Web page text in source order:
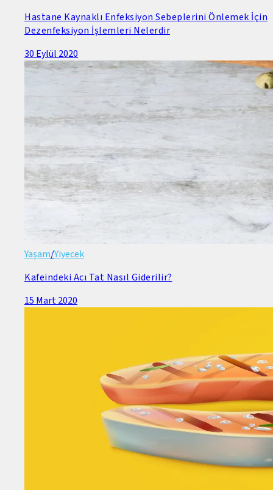
Hastane Kaynaklı Enfeksiyon Sebeplerini Önlemek İçin
Dezenfeksiyon İşlemleri Nelerdir
30 Eylül 2020
Yaşam/Yiyecek
Kafeindeki Acı Tat Nasıl Giderilir?
15 Mart 2020